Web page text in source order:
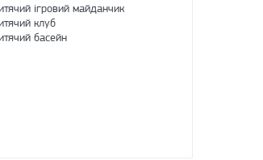
ігровий майданчик
клуб
басейн